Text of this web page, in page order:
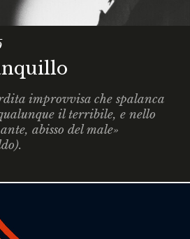
improvvisa che spalanca
il terribile, e nello
abisso del male»